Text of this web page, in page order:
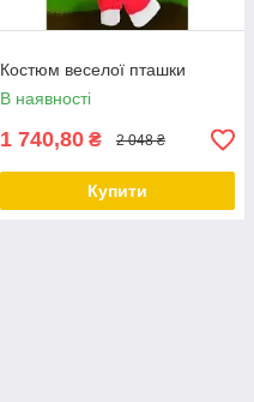
Костюм веселої пташки
В наявності
1 740,80 ₴ 2 048 ₴
Купити